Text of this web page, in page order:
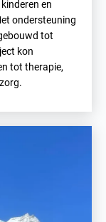
en
ondersteuning
tot
kon
tot therapie,